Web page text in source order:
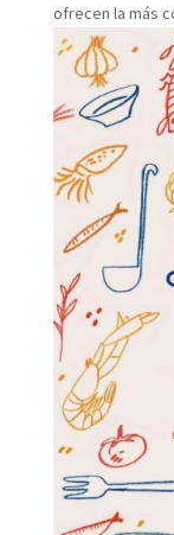
ofrecen la más